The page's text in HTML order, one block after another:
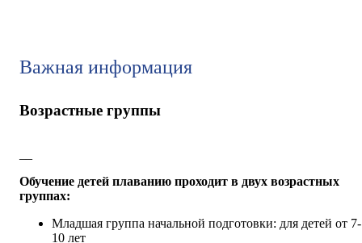
Важная информация
Возрастные группы
Обучение детей плаванию проходит в двух возрастных
группах:
Младшая группа начальной подготовки: для детей от 7-
10 лет